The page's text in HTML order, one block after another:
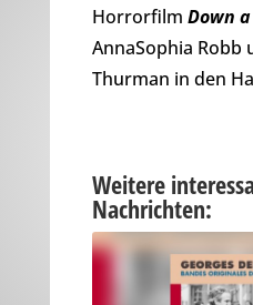
Horrorfilm Down
AnnaSophia Robb
Thurman in den
Weitere
Nachrichten: